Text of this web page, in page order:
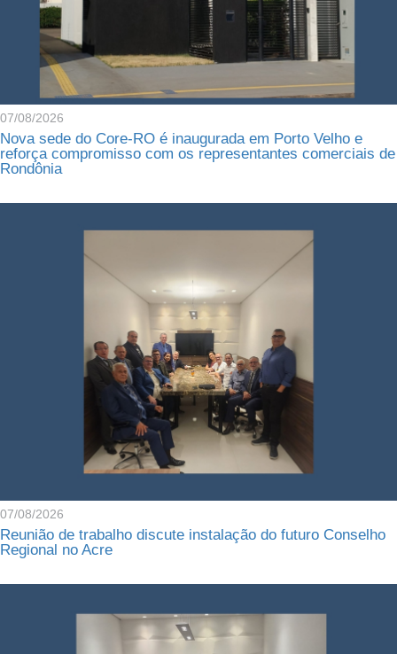
07/08/2026
Nova sede do Core-RO é inaugurada em Porto Velho e
reforça compromisso com os representantes comerciais de
Rondônia
07/08/2026
Reunião de trabalho discute instalação do futuro Conselho
Regional no Acre